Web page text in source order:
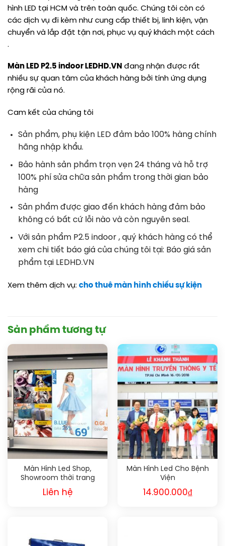
hình LED tại HCM và trên toàn quốc. Chúng tôi còn có
các dịch vụ đi kèm như cung cấp thiết bị, linh kiện, vận
chuyển và lắp đặt tận nơi, phục vụ quý khách một cách
.
Màn LED P2.5 indoor LEDHD.VN đang nhận được rất
nhiều sự quan tâm của khách hàng bởi tính ứng dụng
rộng rãi của nó.
Cam kết của chúng tôi
Sản phẩm, phụ kiện LED đảm bảo 100% hàng chính
hãng nhập khẩu.
Bảo hành sản phẩm trọn vẹn 24 tháng và hỗ trợ
100% phí sửa chữa sản phẩm trong thời gian bảo
hàng
Sản phẩm được giao đến khách hàng đảm bảo
không có bất cứ lỗi nào và còn nguyên seal.
Với sản phẩm P2.5 indoor , quý khách hàng có thể
xem chi tiết báo giá của chúng tôi tại: Báo giá sản
phẩm tại LEDHD.VN
Xem thêm dịch vụ: cho thuê màn hình chiếu sự kiện
Sản phẩm tương tự
Màn Hình Led Shop,
Showroom thời trang
Liên hệ
Màn Hình Led Cho Bệnh
Viện
14.900.000₫